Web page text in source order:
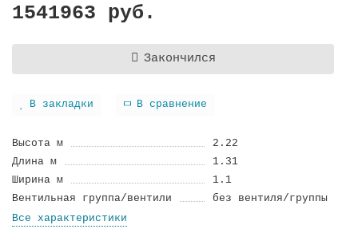
1541963 руб.
Закончился
В закладки В сравнение
Высота м
2.22
Длина м
1.31
Ширина м
1.1
Вентильная группа/вентили
без вентиля/группы
Все характеристики